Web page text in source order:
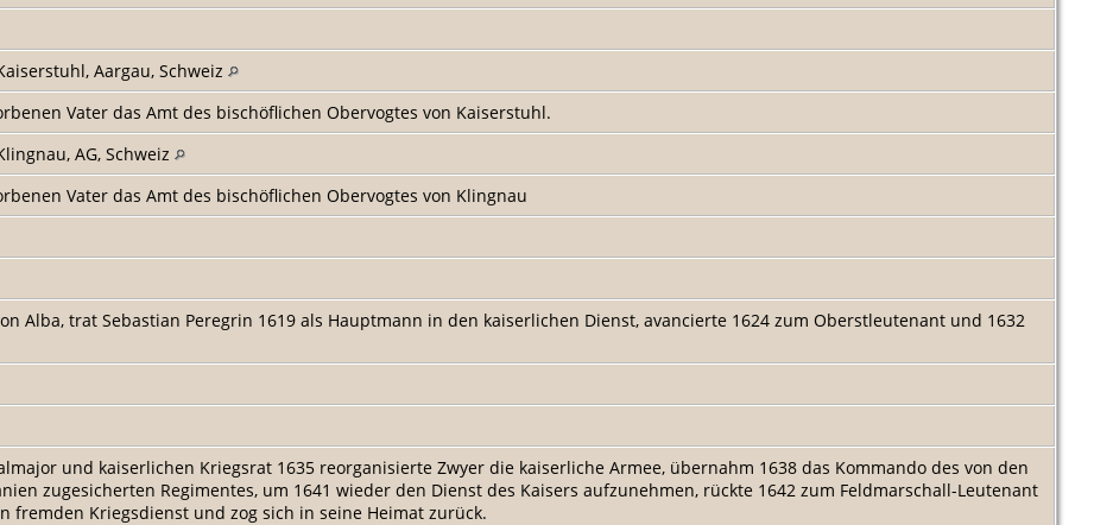
Aargau, Schweiz
Vater das Amt des bischöflichen Obervogtes von Kaiserstuhl.
AG, Schweiz
Vater das Amt des bischöflichen Obervogtes von Klingnau
Alba, trat Sebastian Peregrin 1619 als Hauptmann in den kaiserlichen Dienst, avancierte 1624 zum Oberstleutenant und 1632
und kaiserlichen Kriegsrat 1635 reorganisierte Zwyer die kaiserliche Armee, übernahm 1638 das Kommando des von den
zugesicherten Regimentes, um 1641 wieder den Dienst des Kaisers aufzunehmen, rückte 1642 zum Feldmarschall-Leutenant
fremden Kriegsdienst und zog sich in seine Heimat zurück.